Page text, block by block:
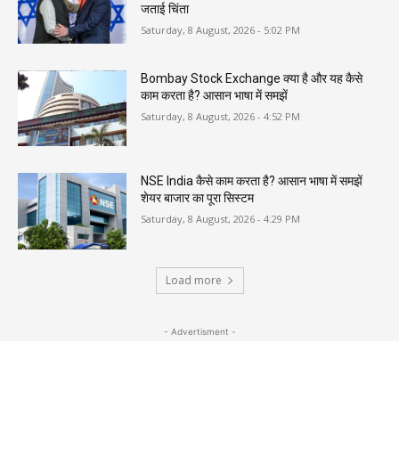
जताई चिंता
Saturday, 8 August, 2026 - 5:02 PM
Bombay Stock Exchange क्या है और यह कैसे
काम करता है? आसान भाषा में समझें
Saturday, 8 August, 2026 - 4:52 PM
NSE India कैसे काम करता है? आसान भाषा में समझें
शेयर बाजार का पूरा सिस्टम
Saturday, 8 August, 2026 - 4:29 PM
Load more
- Advertisment -